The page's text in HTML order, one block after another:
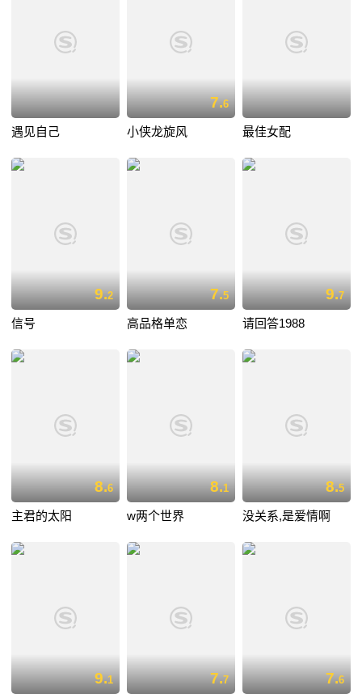
遇见自己
7.6
小侠龙旋风 最佳女配
9.2
信号
7.5
高品格单恋
9.7
请回答1988
8.6
主君的太阳
8.1
w两个世界
8.5
没关系,是爱情啊
9.1 7.7 7.6